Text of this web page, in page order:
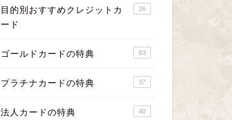
目的別おすすめクレジットカ
ード
26
ゴールドカードの特典 83
プラチナカードの特典 37
法人カードの特典 40